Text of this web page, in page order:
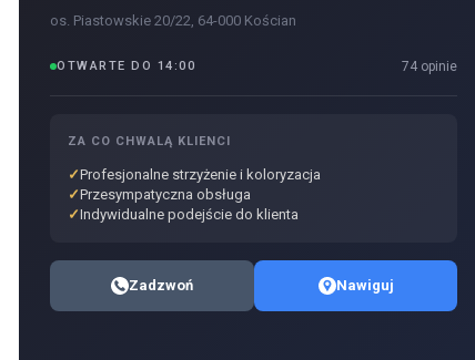
os. Piastowskie 20/22, 64-000 Kościan
OTWARTE DO 14:00 74 opinie
ZA CO CHWALĄ KLIENCI
Profesjonalne strzyżenie i koloryzacja
Przesympatyczna obsługa
Indywidualne podejście do klienta
Zadzwoń Nawiguj